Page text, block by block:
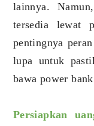
lainnya.
tersedia lewat
pentingnya
lupa untuk
bawa power
Persiapkan